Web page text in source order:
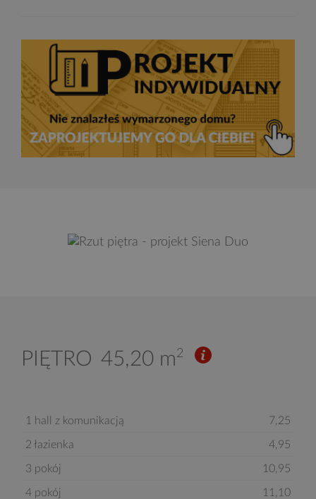
PIĘTRO 45,20 m2
1 hall z komunikacją 7,25
2 łazienka 4,95
3 pokój 10,95
4 pokój 11,10